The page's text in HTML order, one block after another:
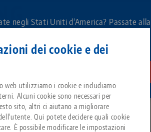
dei cookie e dei
web utilizziamo i cookie e includiamo
Alcuni cookie sono necessari per
sito, altri ci aiutano a migliorare
Qui potete decidere quali cookie
È possibile modificare le impostazioni
negli Stati Uniti d'America? Passate alla
del Paese.
Tutto da un'unica fonte
Sistema di serraggio a punto
Gruppo di prodotti
Tipi di prodotto
Informazioni su LANG
Filosofia
Download
FAQ
Blog
Notizie
abbiamo trovato alcun risultato.
prodotti
Fan